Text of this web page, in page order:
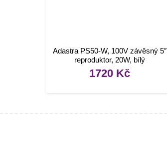
Adastra PS50-W, 100V závěsný 5″
reproduktor, 20W, bílý
1720 Kč